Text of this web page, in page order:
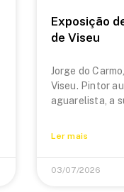
Exposição
de Viseu
Jorge do
Viseu. Pintor
aguarelista, a
Ler mais
03/07/2026